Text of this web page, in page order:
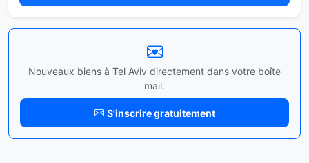
Nouveaux biens à Tel Aviv directement dans votre boîte
mail.
S'inscrire gratuitement